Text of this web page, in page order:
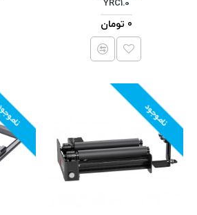
YRC1.0
0 تومان
ناموجود